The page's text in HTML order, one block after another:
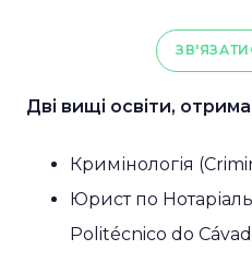
Дві вищі освіти,
Кримінологія
Юрист по
Politécnico do